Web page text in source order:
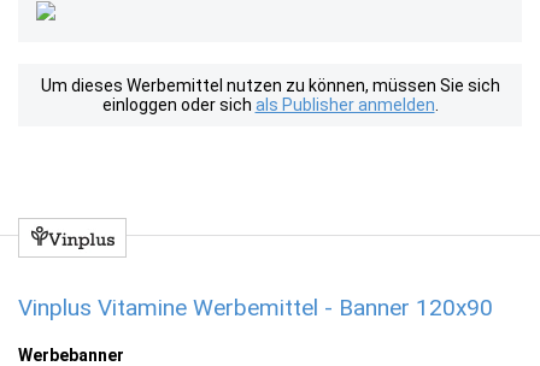
Um dieses Werbemittel nutzen zu können, müssen Sie sich
einloggen oder sich als Publisher anmelden
Vinplus Vitamine Werbemittel - Banner 120x90
Werbebanner